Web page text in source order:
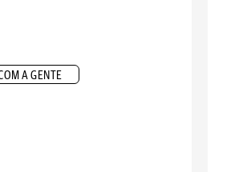
A GENTE